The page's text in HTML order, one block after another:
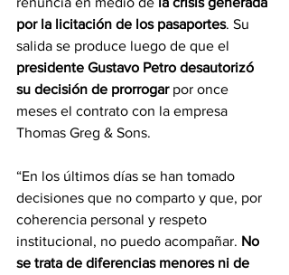
por la licitación de los pasaportes. Su
salida se produce luego de que el
presidente Gustavo Petro desautorizó
su decisión de prorrogar por once
meses el contrato con la empresa
Thomas Greg & Sons.
“En los últimos días se han tomado
decisiones que no comparto y que, por
coherencia personal y respeto
institucional, no puedo acompañar. No
se trata de diferencias menores ni de